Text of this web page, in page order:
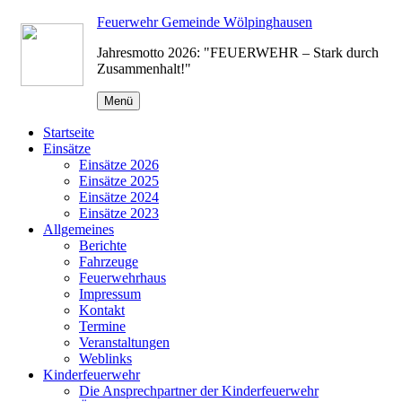
Zum
Inhalt
Feuerwehr Gemeinde Wölpinghausen
Jahresmotto 2026: "FEUERWEHR – Stark durch
Zusammenhalt!"
Menü
Startseite
Einsätze
Einsätze 2026
Einsätze 2025
Einsätze 2024
Einsätze 2023
Allgemeines
Berichte
Fahrzeuge
Feuerwehrhaus
Impressum
Kontakt
Termine
Veranstaltungen
Weblinks
Kinderfeuerwehr
Die Ansprechpartner der Kinderfeuerwehr